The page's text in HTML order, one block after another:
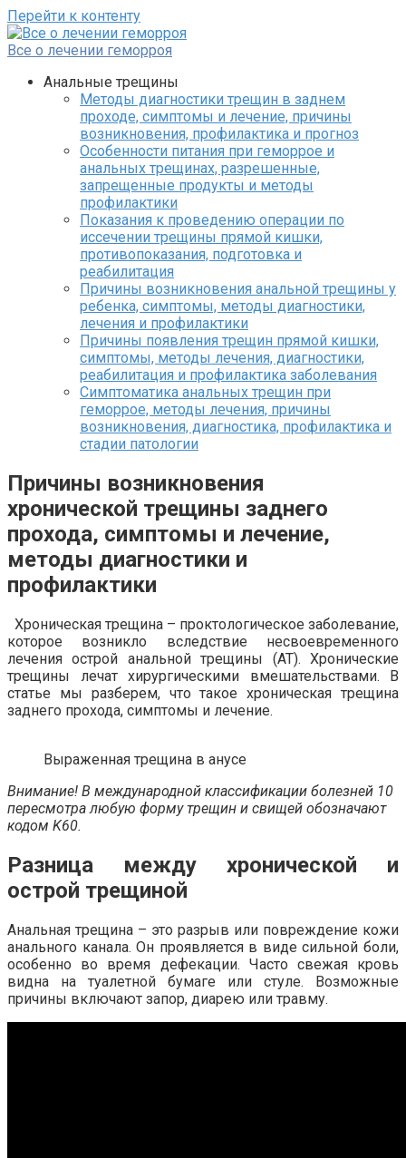
Перейти к контенту
Все о лечении геморроя
Анальные трещины
Методы диагностики трещин в заднем
проходе, симптомы и лечение, причины
возникновения, профилактика и прогноз
Особенности питания при геморрое и
анальных трещинах, разрешенные,
запрещенные продукты и методы
профилактики
Показания к проведению операции по
иссечении трещины прямой кишки,
противопоказания, подготовка и
реабилитация
Причины возникновения анальной трещины у
ребенка, симптомы, методы диагностики,
лечения и профилактики
Причины появления трещин прямой кишки,
симптомы, методы лечения, диагностики,
реабилитация и профилактика заболевания
Симптоматика анальных трещин при
геморрое, методы лечения, причины
возникновения, диагностика, профилактика и
стадии патологии
Причины возникновения
хронической трещины заднего
прохода, симптомы и лечение,
методы диагностики и
профилактики
Хроническая трещина – проктологическое заболевание,
которое возникло вследствие несвоевременного
лечения острой анальной трещины (АТ). Хронические
трещины лечат хирургическими вмешательствами. В
статье мы разберем, что такое хроническая трещина
заднего прохода, симптомы и лечение.
Выраженная трещина в анусе
Внимание! В международной классификации болезней 10
пересмотра любую форму трещин и свищей обозначают
кодом K60.
Разница между хронической и
острой трещиной
Анальная трещина – это разрыв или повреждение кожи
анального канала. Он проявляется в виде сильной боли,
особенно во время дефекации. Часто свежая кровь
видна на туалетной бумаге или стуле. Возможные
причины включают запор, диарею или травму.